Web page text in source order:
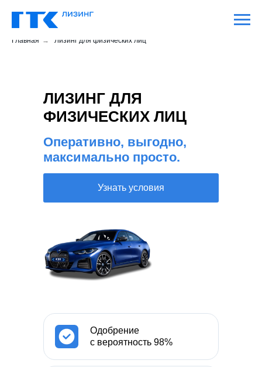
Главная → Лизинг для физических лиц
Оперативно, выгодно,
максимально просто.
Узнать условия
ЛИЗИНГ ДЛЯ
ФИЗИЧЕСКИХ ЛИЦ
Одобрение
с вероятность 98%